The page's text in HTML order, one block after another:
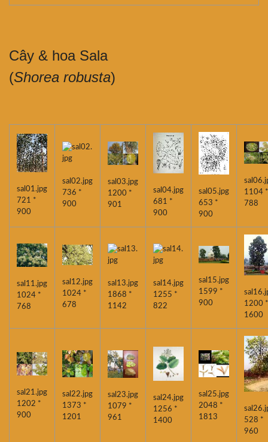
Cây & hoa Sala
(Shorea robusta)
sal01.jpg
721 *
900
sal02.jpg
736 *
900
sal03.jpg
1200 *
901
sal04.jpg
681 *
900
sal05.jpg
653 *
900
1104 *
788
sal11.jpg
1024 *
768
sal12.jpg
1024 *
678
sal13.jpg
1868 *
1142
sal14.jpg
1255 *
822
sal15.jpg
1599 *
900
1200 *
1600
sal21.jpg
1202 *
900
sal22.jpg
1373 *
1201
sal23.jpg
1079 *
961
sal24.jpg
1256 *
1400
sal25.jpg
2048 *
1813
528 *
960